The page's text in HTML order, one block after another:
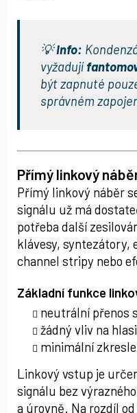
💡Info:
vyžadují
být zapnuté
správném
Přímý linkový
Přímý linkový náběr
signálu už má
potřeba další
klávesy, syntezátory,
channel stripy nebo
Základní funkce
neutrální přenos
žádný vliv na
minimální
Linkový vstup je
signálu bez
a úrovně. Na rozdíl